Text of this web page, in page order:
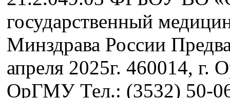
государственный
Минздрава России
апреля 2025г. 460014, г.
ОрГМУ Тел.: (3532) 50-